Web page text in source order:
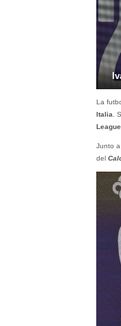
La
Italia .
League
Junto
del